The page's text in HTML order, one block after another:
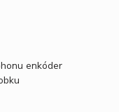
enkóder